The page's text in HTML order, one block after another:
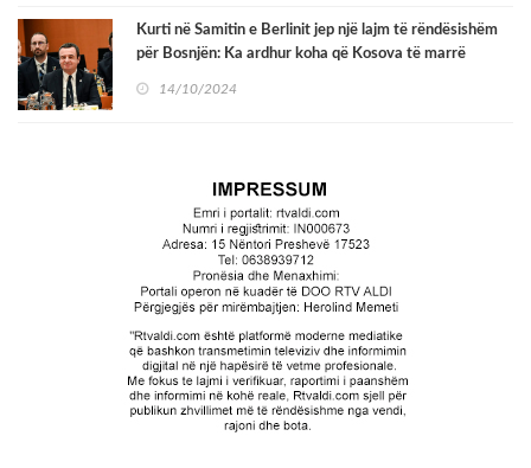
Kurti në Samitin e Berlinit jep një lajm të rëndësishëm
për Bosnjën: Ka ardhur koha që Kosova të marrë
14/10/2024